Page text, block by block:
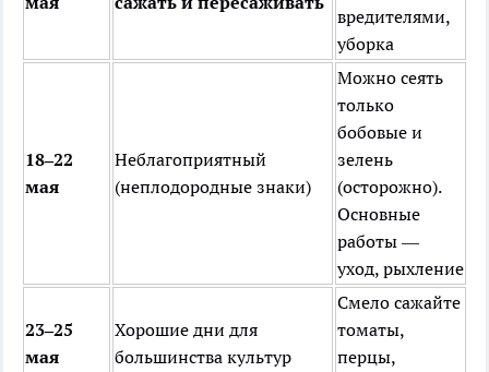
вредителями,
уборка
18–22
мая
Неблагоприятный
(неплодородные знаки)
Можно сеять
только
бобовые и
зелень
(осторожно).
Основные
работы —
уход, рыхление
23–25
мая
Хорошие дни для
большинства культур
Смело сажайте
томаты,
перцы,